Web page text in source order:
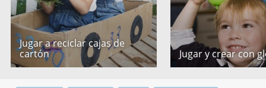
Jugar a reciclar cajas de
cartón
Jugar y crear con